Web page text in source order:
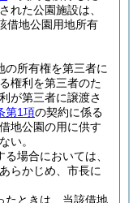
れた公園施設は、
借地公園用地所有
の所有権を第三者に
権利を第三者のた
が第三者に譲渡さ
第1項の契約に係る
地公園の用に供す
い。
る場合においては、
らかじめ、市長に
たときは、当該借地